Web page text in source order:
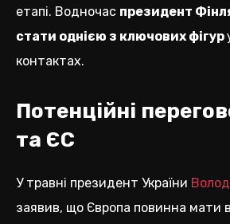
етапі. Водночас президент
стати однією з ключових фігур
контактах.
Потенційні
та ЄС
У травні президент України
заявив, що Європа повинна мати